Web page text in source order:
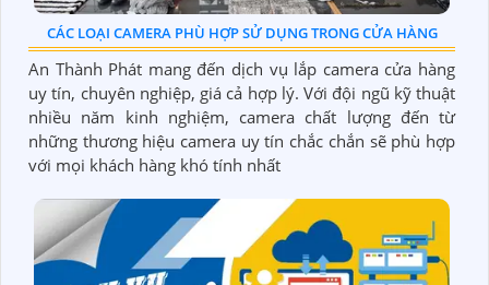
CÁC LOẠI CAMERA PHÙ HỢP SỬ DỤNG TRONG CỬA HÀNG
An Thành Phát mang đến dịch vụ lắp camera cửa hàng
uy tín, chuyên nghiệp, giá cả hợp lý. Với đội ngũ kỹ thuật
nhiều năm kinh nghiệm, camera chất lượng đến từ
những thương hiệu camera uy tín chắc chắn sẽ phù hợp
với mọi khách hàng khó tính nhất